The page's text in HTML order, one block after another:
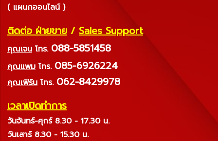
( แผนกออนไลน์ )
ติดต่อ ฝ่ายขาย / Sales Support
คุณเจน โทร. 088-5851458
คุณแพม โทร. 085-6926224
คุณเฟิร์น โทร. 062-8429978
เวลาเปิดทำการ
วันจันทร์-ศุกร์ 8.30 - 17.30 น.
วันเสาร์ 8.30 - 15.30 น.